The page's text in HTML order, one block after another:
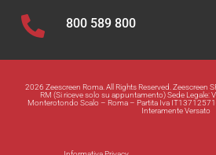
800 589 800
2026 Zeescreen Roma. All Rights Reserved. Zeescreen
RM (Si riceve solo su appuntamento) Sede Legale:
Monterotondo Scalo – Roma – Partita Iva
Interamente Versato